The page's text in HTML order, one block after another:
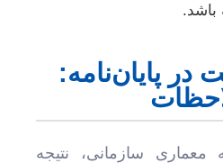
باشد.
در پایان‌نامه:
معماری سازمانی، نتیجه